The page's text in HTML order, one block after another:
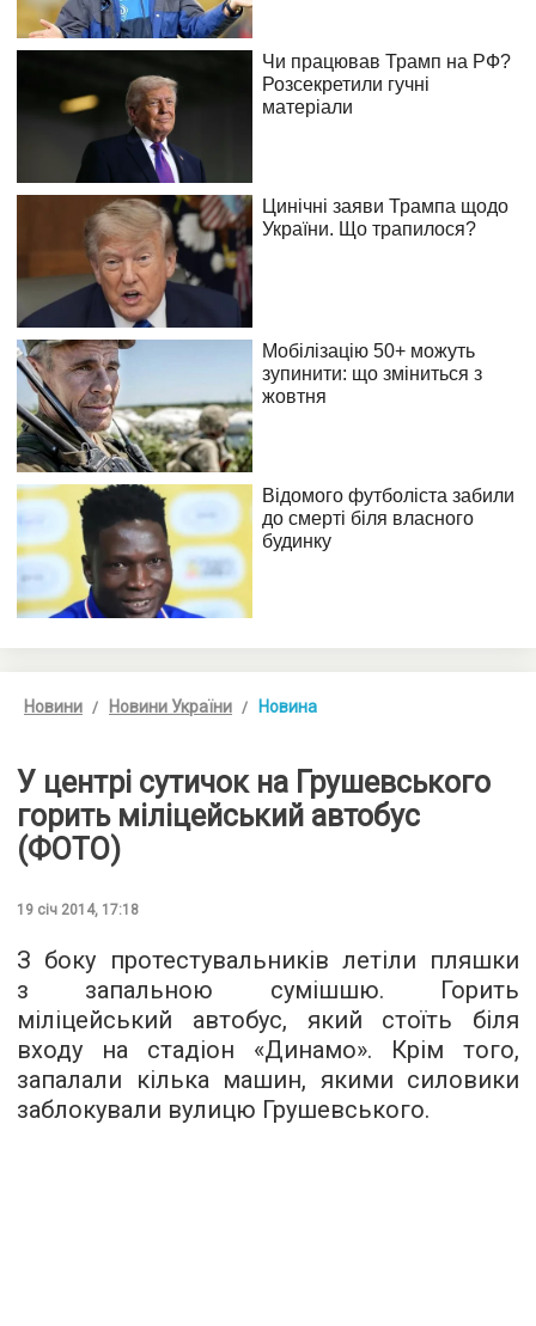
Новини Новини України Новина
У центрі сутичок на Грушевського
горить міліцейський автобус
(ФОТО)
19 січ 2014, 17:18
З боку протестувальників летіли пляшки
з запальною сумішшю. Горить
міліцейський автобус, який стоїть біля
входу на стадіон «Динамо». Крім того,
запалали кілька машин, якими силовики
заблокували вулицю Грушевського.